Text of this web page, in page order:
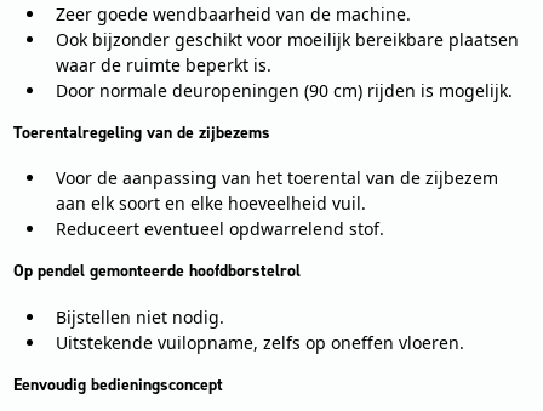
Zeer goede wendbaarheid van de machine.
Ook bijzonder geschikt voor moeilijk bereikbare plaatsen
waar de ruimte beperkt is.
Door normale deuropeningen (90 cm) rijden is mogelijk.
Toerentalregeling van de zijbezems
Voor de aanpassing van het toerental van de zijbezem
aan elk soort en elke hoeveelheid vuil.
Reduceert eventueel opdwarrelend stof.
Op pendel gemonteerde hoofdborstelrol
Bijstellen niet nodig.
Uitstekende vuilopname, zelfs op oneffen vloeren.
Eenvoudig bedieningsconcept